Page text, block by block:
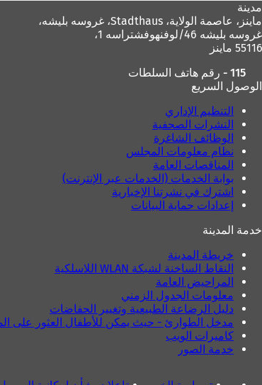
مدينة
ماينز، عاصمة الولاية،
غروسه بليشه 46/لوفنهوفشتراسه 1،
55116 ماينز
115 - رقم هاتف السلطات
الوصول السريع
التنظيم الإداري
النشرات الصحفية
الوظائف الشاغرة
نظام معلومات المجلس
المناقصات العامة
بوابة الخدمات (الخدمات عبر الإنترنت)
اشترك في نشرتنا الإخبارية
إعدادات حماية البيانات
خدمة المدينة
خريطة المدينة
النقاط الساخنة لشبكة WLAN اللاسلكية
المراحيض العامة
معلومات الجدول الزمني
دليل الرضاعة الطبيعية وتغيير الحفاضات
مدخل الطوارئ - حيث يمكن للأطفال العثور على
كاميرات الويب
خدمة الصور